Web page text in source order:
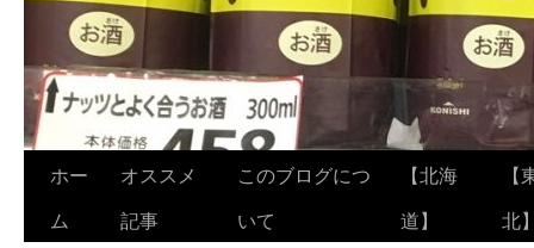
コホー
ム
オススメ
記事
このブログにつ
いて
【北海
道】
【
北